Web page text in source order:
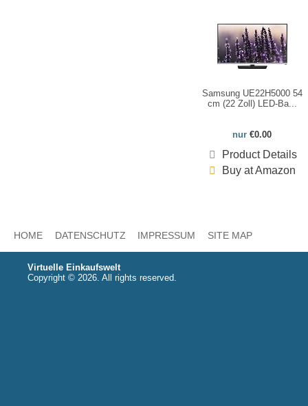
Samsung UE22H5000 54
cm (22 Zoll) LED-Ba...
nur €0.00
Product Details
Buy at Amazon
HOME DATENSCHUTZ IMPRESSUM SITE MAP
Virtuelle Einkaufswelt
Copyright © 2026. All rights reserved.